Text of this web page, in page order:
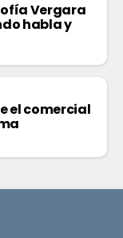
Vergara
habla y
el comercial